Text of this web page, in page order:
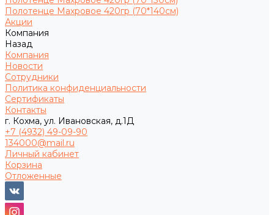
Полотенце Махровое 420гр (70*140см)
Акции
Компания
Назад
Компания
Новости
Сотрудники
Политика конфиденциальности
Сертификаты
Контакты
г. Кохма, ул. Ивановская, д.1Д
+7 (4932) 49-09-90
134000@mail.ru
Личный кабинет
Корзина
Отложенные